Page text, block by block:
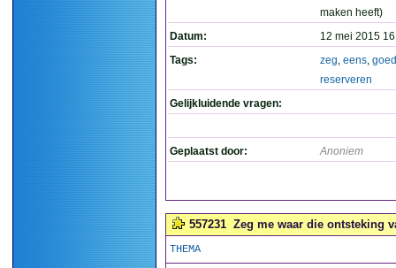
maken heeft)
Datum:
12 mei 2015
Tags:
zeg, eens,
reserveren
Gelijkluidende vragen:
Geplaatst door: Anoniem
557231 Zeg me waar die ontsteking
THEMA